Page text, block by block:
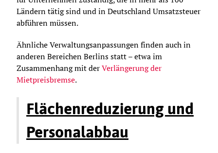
Ländern tätig sind und in Deutschland Umsatzsteuer
abführen müssen.
Ähnliche Verwaltungsanpassungen finden auch in
anderen Bereichen Berlins statt – etwa im
Zusammenhang mit derVerlängerung der
Mietpreisbremse.
Flächenreduzierung und
Personalabbau